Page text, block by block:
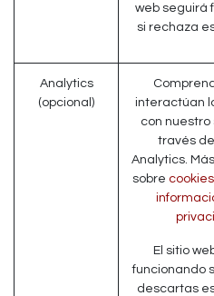
web seguirá
si rechaza
Analytics
(opcional)
interactúan
con nuestro
través
Analytics.
sobre
El sitio
funcionando
descartas